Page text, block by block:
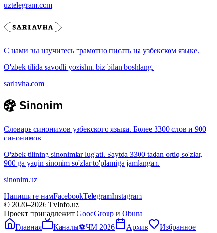
uztelegram.com
С нами вы научитесь грамотно писать на узбекском языке.
O'zbek tilida savodli yozishni biz bilan boshlang.
sarlavha.com
Словарь синонимов узбекского языка. Более 3300 слов и 900
синонимов.
O'zbek tilining sinonimlar lug'ati. Saytda 3300 tadan ortiq so'zlar,
900 ga yaqin sinonim so'zlar to'plamiga jamlangan.
sinonim.uz
Напишите намFacebookTelegramInstagram
© 2020–2026 TvInfo.uz
Проект принадлежит GoodGroup и Obuna
Главная
Каналы⚽ЧМ 2026 Архив Избранное